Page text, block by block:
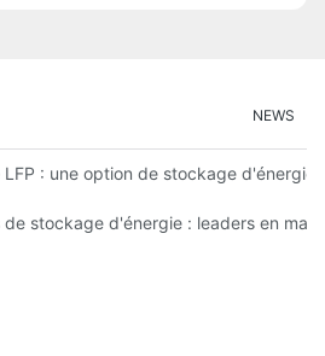
NEWS
: une option de stockage d'énergie
de stockage d'énergie : leaders en